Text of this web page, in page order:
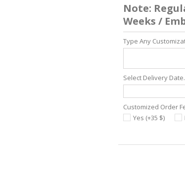
Note:
Weeks /
Type Any
Select Delivery
Customized Order
Yes (+35 $)